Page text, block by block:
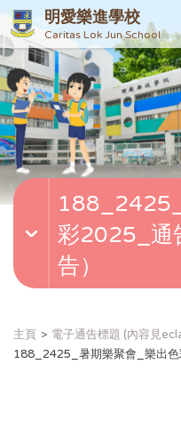
明愛樂進學校
Caritas Lok Jun School
彩2025_通
告）
主頁
電子通告標題 (內容見
188_2425_暑期樂聚會_樂出色